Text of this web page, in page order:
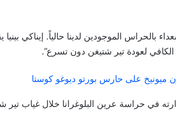
بالحراس الموجودين لدينا حالياً. إيناكي
لعودة تير شتيغن دون تسرع”.
ميونيخ على حارس بورتو ديوغو كوستا
البالغ من العمر 24 عاماً، جدارته في حراسة عرين البلوغرانا خلال